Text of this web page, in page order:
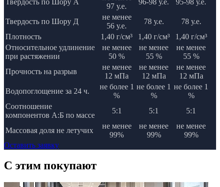
97 у.е.
Твердость по Шору Д
не менее
56 у.е.
78 у.е.
78 у.е.
Плотность
1,40 г/см³ 1,40 г/см³
1,40 г/см³
Относительное удлинение
при растяжении
не менее
50 %
не менее
55 %
не менее
55 %
Прочность на разрыв
не менее
12 мПа
не менее
12 мПа
не менее
12 мПа
Водопоглощение за 24 ч.
не более 1
%
не более 1
%
не более 1
%
Соотношение
компонентов А:Б по массе
5:1 5:1 5:1
Массовая доля не летучих
не менее
99%
не менее
99%
не менее
99%
Оставить заявку
C этим покупают